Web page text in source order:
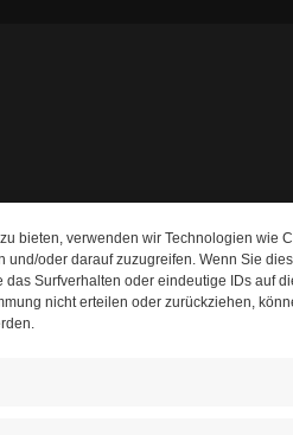
bieten, verwenden wir Technologien wie
und/oder darauf zuzugreifen. Wenn Sie
Surfverhalten oder eindeutige IDs auf
nicht erteilen oder zurückziehen,